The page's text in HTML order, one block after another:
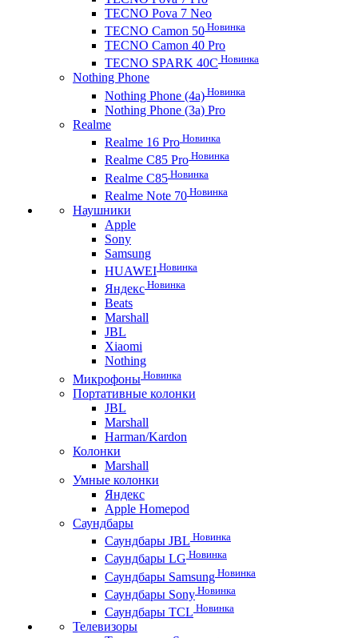
TECNO Pova 7 Neo
TECNO Camon 50 Новинка
TECNO Camon 40 Pro
TECNO SPARK 40C Новинка
Nothing Phone
Nothing Phone (4a) Новинка
Nothing Phone (3a) Pro
Realme
Realme 16 Pro Новинка
Realme C85 Pro Новинка
Realme C85 Новинка
Realme Note 70 Новинка
Наушники
Apple
Sony
Samsung
HUAWEI Новинка
Яндекс Новинка
Beats
Marshall
JBL
Xiaomi
Nothing
Микрофоны Новинка
Портативные колонки
JBL
Marshall
Harman/Kardon
Колонки
Marshall
Умные колонки
Яндекс
Apple Homepod
Саундбары
Саундбары JBL Новинка
Саундбары LG Новинка
Саундбары Samsung Новинка
Саундбары Sony Новинка
Саундбары TCL Новинка
Телевизоры